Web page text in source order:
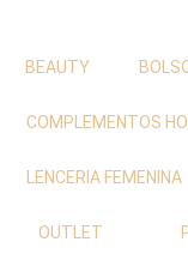
BEAUTY
COMPLEMENTOS
LENCERIA FEMENINA
OUTLET